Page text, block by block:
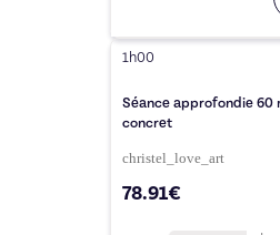
1h00
Séance approfondie 60
concret
christel_love_art
78.91€